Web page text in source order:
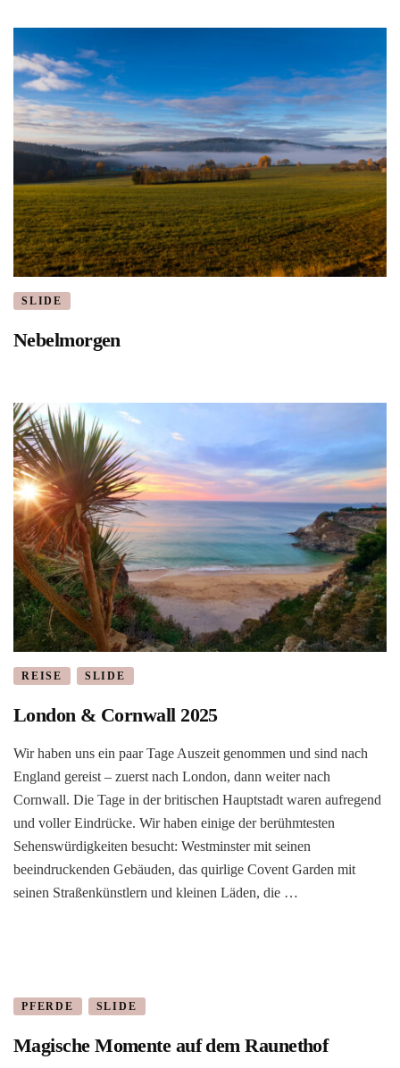
SLIDE
Nebelmorgen
REISE SLIDE
London & Cornwall 2025
Wir haben uns ein paar Tage Auszeit genommen und sind nach
England gereist – zuerst nach London, dann weiter nach
Cornwall. Die Tage in der britischen Hauptstadt waren aufregend
und voller Eindrücke. Wir haben einige der berühmtesten
Sehenswürdigkeiten besucht: Westminster mit seinen
beeindruckenden Gebäuden, das quirlige Covent Garden mit
seinen Straßenkünstlern und kleinen Läden, die …
PFERDE SLIDE
Magische Momente auf dem Raunethof